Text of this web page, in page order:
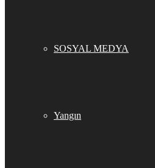
SOSYAL MEDYA
Yangın